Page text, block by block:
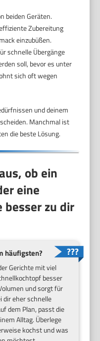
beiden Geräten.
Zubereitung
einzubüßen.
schnelle Übergänge
soll, bevor es unter
sich oft wegen
und deinem
Manchmal ist
die beste Lösung.
ob ein
eine
besser zu dir
häufigsten?
Gerichte mit viel
besser
und sorgt für
dir eher schnelle
dem Plan, passt die
Alltag. Überlege
kochst und was